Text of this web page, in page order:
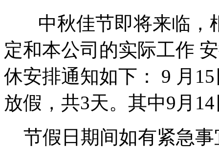
中秋佳节即将来临，
定和本公司的实际工作
休安排通知如下： 9 月
放假，共3天。其中9月
节假日期间如有紧急事